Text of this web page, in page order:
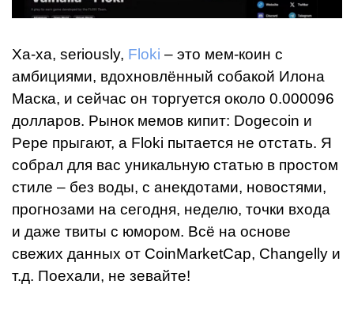
Ха-ха, seriously, Floki – это мем-коин с
амбициями, вдохновлённый собакой Илона
Маска, и сейчас он торгуется около 0.000096
долларов. Рынок мемов кипит: Dogecoin и
Pepe прыгают, а Floki пытается не отстать. Я
собрал для вас уникальную статью в простом
стиле – без воды, с анекдотами, новостями,
прогнозами на сегодня, неделю, точки входа
и даже твиты с юмором. Всё на основе
свежих данных от CoinMarketCap, Changelly и
т.д. Поехали, не зевайте!